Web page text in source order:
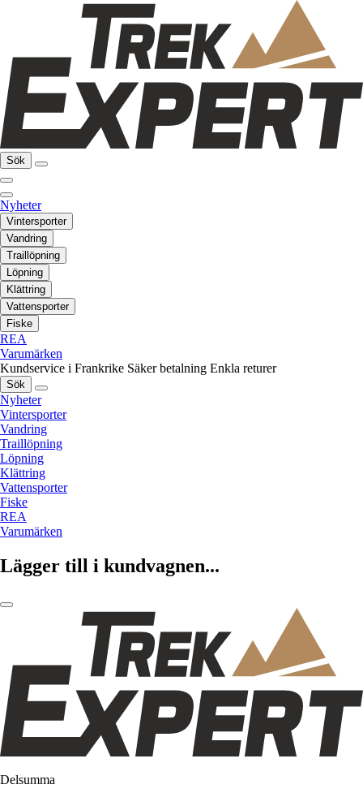
Sök
Nyheter
Vintersporter
Vandring
Traillöpning
Löpning
Klättring
Vattensporter
Fiske
REA
Varumärken
Kundservice i Frankrike Säker betalning Enkla returer
Sök
Nyheter
Vintersporter
Vandring
Traillöpning
Löpning
Klättring
Vattensporter
Fiske
REA
Varumärken
Lägger till i kundvagnen...
Delsumma